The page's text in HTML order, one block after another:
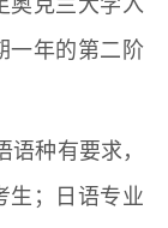
一年的第二阶
种有要求，
生；日语专业